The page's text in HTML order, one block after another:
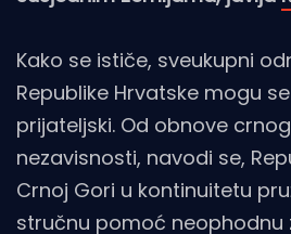
Kako se ističe, sveukupni
Republike Hrvatske mogu
prijateljski. Od obnove
nezavisnosti, navodi se,
Crnoj Gori u kontinuitetu
stručnu pomoć neophodnu